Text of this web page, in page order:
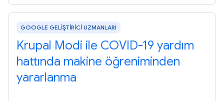
GOOGLE GELİŞTİRİCİ UZMANLARI
Krupal Modi ile COVID-19 yardım
hattında makine öğreniminden
yararlanma